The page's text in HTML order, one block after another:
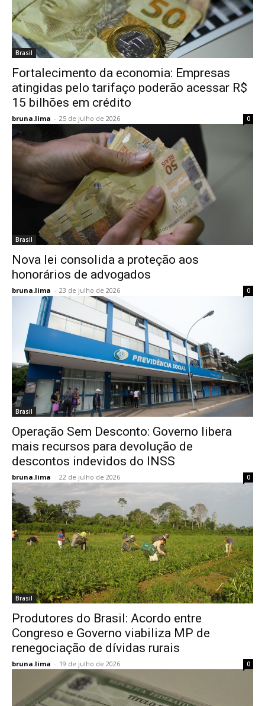
Brasil
Fortalecimento da economia: Empresas
atingidas pelo tarifaço poderão acessar R$
15 bilhões em crédito
bruna.lima - 25 de julho de 2026 0
Brasil
Nova lei consolida a proteção aos
honorários de advogados
bruna.lima - 23 de julho de 2026 0
Brasil
Operação Sem Desconto: Governo libera
mais recursos para devolução de
descontos indevidos do INSS
bruna.lima - 22 de julho de 2026 0
Brasil
Produtores do Brasil: Acordo entre
Congreso e Governo viabiliza MP de
renegociação de dívidas rurais
bruna.lima - 19 de julho de 2026 0